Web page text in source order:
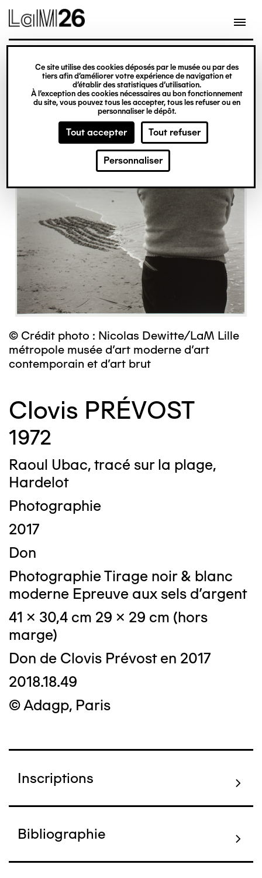
Gestion des cookies
Ce site utilise des cookies déposés par le musée ou par des
tiers afin d’améliorer votre expérience de navigation et
d’établir des statistiques d’utilisation.
À l’exception des cookies nécessaires au bon fonctionnement
du site, vous pouvez tous les accepter, tous les refuser ou en
personnaliser le dépôt.
Tout accepter Tout refuser
Personnaliser
contenu
© Crédit photo : Nicolas Dewitte/LaM Lille
métropole musée d’art moderne d’art
contemporain et d’art brut
Clovis PRÉVOST
1972
Raoul Ubac, tracé sur la plage,
Hardelot
Photographie
2017
Don
Photographie Tirage noir & blanc
moderne Epreuve aux sels d'argent
41 x 30,4 cm 29 x 29 cm (hors
marge)
Don de Clovis Prévost en 2017
2018.18.49
© Adagp, Paris
Inscriptions
Bibliographie